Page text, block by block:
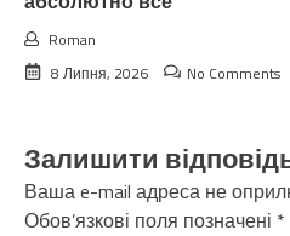
Roman
8 Липня, 2026
No Comments
Залишити
Ваша e-mail адреса не
Обов’язкові поля позначені *